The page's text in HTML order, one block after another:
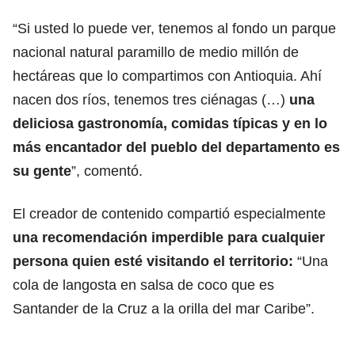
“Si usted lo puede ver, tenemos al fondo un parque
nacional natural paramillo de medio millón de
hectáreas que lo compartimos con Antioquia. Ahí
nacen dos ríos, tenemos tres ciénagas (…) una
deliciosa gastronomía, comidas típicas y en lo
más encantador del pueblo del departamento es
su gente”, comentó.
El creador de contenido compartió especialmente
una recomendación imperdible para cualquier
persona quien esté visitando el territorio: “Una
cola de langosta en salsa de coco que es
Santander de la Cruz a la orilla del mar Caribe”.